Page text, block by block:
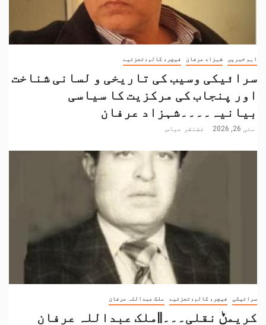
اہم خبریں شہزاد عرفان فیچر، کالم،تجزئیے
سرائیکی وسیب کی تاریخی و لسانی شناخت
اور پنجاب کی مرکزیت کا سیاسی
بیانیہ۔۔۔۔شہزاد عرفان
مئی 26, 2026 غضنفر عباس
سرائیکی فیچر، کالم،تجزئیے ملک عبداللہ عرفان
کریمݨ نقلی۔۔۔||ملک عبداللہ عرفان